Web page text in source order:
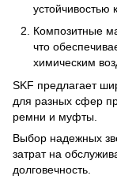
устойчивостью
Композитные
что
химическим
SKF предлагает
для разных сфер
ремни и муфты.
Выбор надежных
затрат на
долговечность.